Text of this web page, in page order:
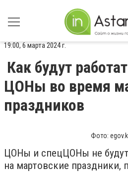
19:00, 6 марта 2024 г.
Как будут
ЦОНы во время
праздников
Фото:
ЦОНы и спецЦОНы не будут
на мартовские праздники,